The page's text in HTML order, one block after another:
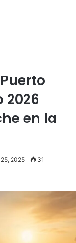
2026
en la
2025 31